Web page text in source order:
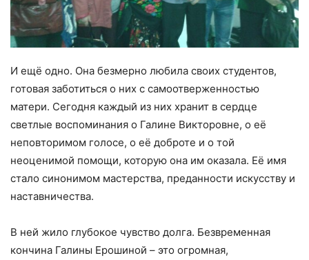
И ещё одно. Она безмерно любила своих студентов,
готовая заботиться о них с самоотверженностью
матери. Сегодня каждый из них хранит в сердце
светлые воспоминания о Галине Викторовне, о её
неповторимом голосе, о её доброте и о той
неоценимой помощи, которую она им оказала. Её имя
стало синонимом мастерства, преданности искусству и
наставничества.
В ней жило глубокое чувство долга. Безвременная
кончина Галины Ерошиной – это огромная,